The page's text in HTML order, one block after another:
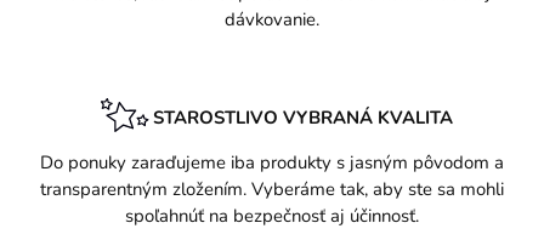
dávkovanie.
STAROSTLIVO VYBRANÁ KVALITA
Do ponuky zaraďujeme iba produkty s jasným pôvodom a
transparentným zložením. Vyberáme tak, aby ste sa mohli
spoľahnúť na bezpečnosť aj účinnosť.